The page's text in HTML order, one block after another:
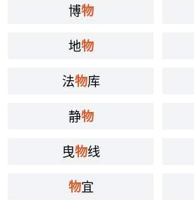
博物
地物
法物库
静物
曳物线
物宜